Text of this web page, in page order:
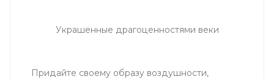
Украшенные драгоценностями веки
Придайте своему образу воздушности,